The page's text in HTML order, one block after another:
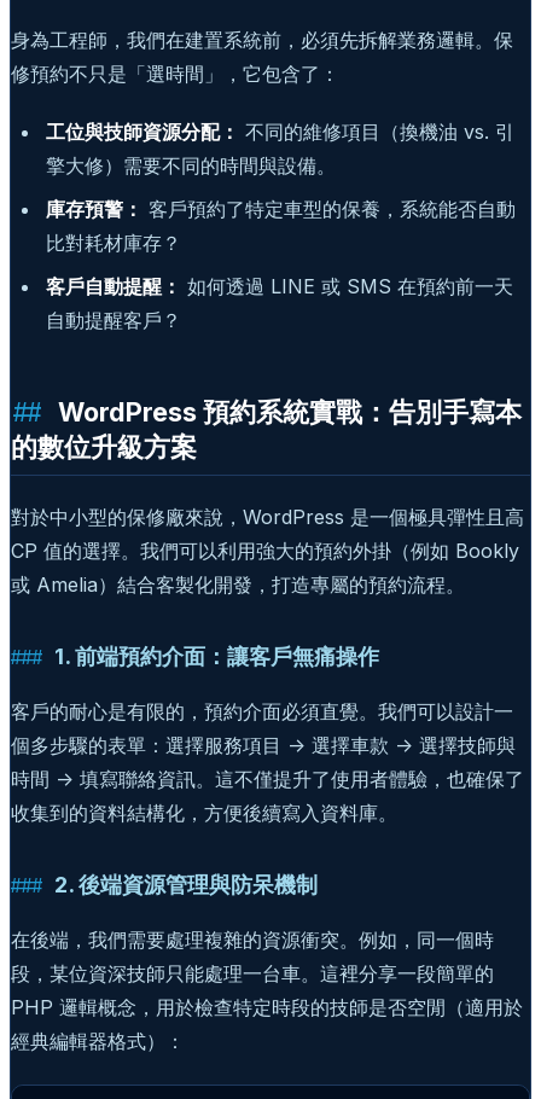
身為工程師，我們在建置系統前，必須先拆解業務邏輯。保
修預約不只是「選時間」，它包含了：
工位與技師資源分配： 不同的維修項目（換機油 vs. 引
擎大修）需要不同的時間與設備。
庫存預警： 客戶預約了特定車型的保養，系統能否自動
比對耗材庫存？
客戶自動提醒： 如何透過 LINE 或 SMS 在預約前一天
自動提醒客戶？
WordPress 預約系統實戰：告別手寫本
的數位升級方案
對於中小型的保修廠來說，WordPress 是一個極具彈性且高
CP 值的選擇。我們可以利用強大的預約外掛（例如 Bookly
或 Amelia）結合客製化開發，打造專屬的預約流程。
1. 前端預約介面：讓客戶無痛操作
客戶的耐心是有限的，預約介面必須直覺。我們可以設計一
個多步驟的表單：選擇服務項目 -> 選擇車款 -> 選擇技師與
時間 -> 填寫聯絡資訊。這不僅提升了使用者體驗，也確保了
收集到的資料結構化，方便後續寫入資料庫。
2. 後端資源管理與防呆機制
在後端，我們需要處理複雜的資源衝突。例如，同一個時
段，某位資深技師只能處理一台車。這裡分享一段簡單的
PHP 邏輯概念，用於檢查特定時段的技師是否空閒（適用於
經典編輯器格式）：